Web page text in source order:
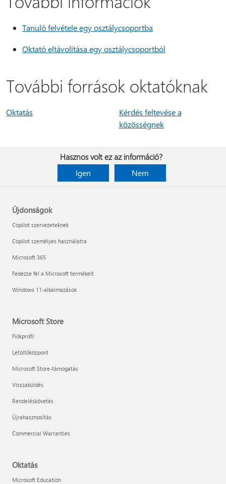
Tanuló felvétele egy osztálycsoportba
Oktató eltávolítása egy osztálycsoportból
További források oktatóknak
Oktatás
Kérdés feltevése a
közösségnek
Hasznos volt ez az információ?
Igen
Nem
Újdonságok
Copilot szervezeteknek
Copilot személyes használatra
Microsoft 365
Fedezze fel a Microsoft termékeit
Windows 11-alkalmazások
Microsoft Store
Fiókprofil
Letöltőközpont
Microsoft Store-támogatás
Visszaküldés
Rendeléskövetés
Újrahasznosítás
Commercial Warranties
Oktatás
Microsoft Education